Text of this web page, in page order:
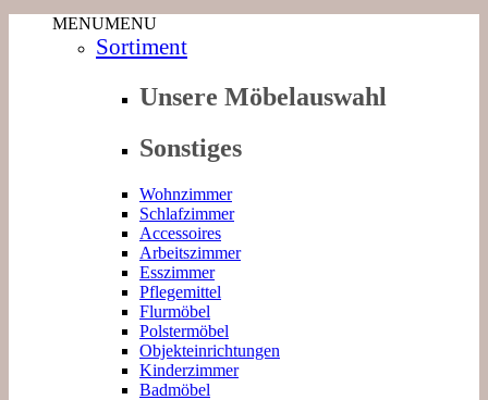
MENUMENU
Sortiment
Unsere Möbelauswahl
Sonstiges
Wohnzimmer
Schlafzimmer
Accessoires
Arbeitszimmer
Esszimmer
Pflegemittel
Flurmöbel
Polstermöbel
Objekteinrichtungen
Kinderzimmer
Badmöbel